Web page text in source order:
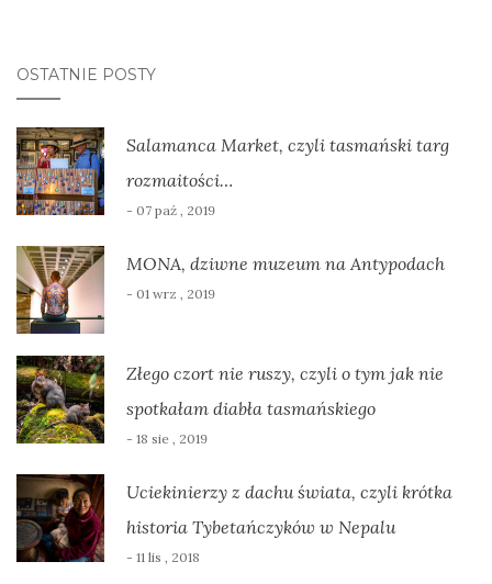
OSTATNIE POSTY
Salamanca Market, czyli tasmański targ
rozmaitości…
- 07 paź , 2019
MONA, dziwne muzeum na Antypodach
- 01 wrz , 2019
Złego czort nie ruszy, czyli o tym jak nie
spotkałam diabła tasmańskiego
- 18 sie , 2019
Uciekinierzy z dachu świata, czyli krótka
historia Tybetańczyków w Nepalu
- 11 lis , 2018